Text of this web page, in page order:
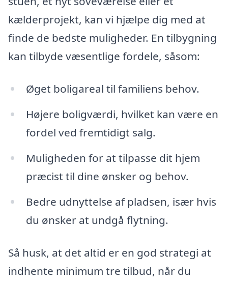
kælderprojekt, kan vi hjælpe dig med at
finde de bedste muligheder. En tilbygning
kan tilbyde væsentlige fordele, såsom:
Øget boligareal til familiens behov.
Højere boligværdi, hvilket kan være en
fordel ved fremtidigt salg.
Muligheden for at tilpasse dit hjem
præcist til dine ønsker og behov.
Bedre udnyttelse af pladsen, især hvis
du ønsker at undgå flytning.
Så husk, at det altid er en god strategi at
indhente minimum tre tilbud, når du